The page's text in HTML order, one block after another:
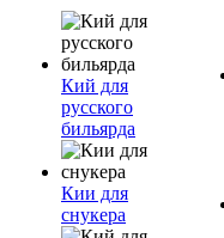
Кий для
русского
бильярда
Кии для
снукера